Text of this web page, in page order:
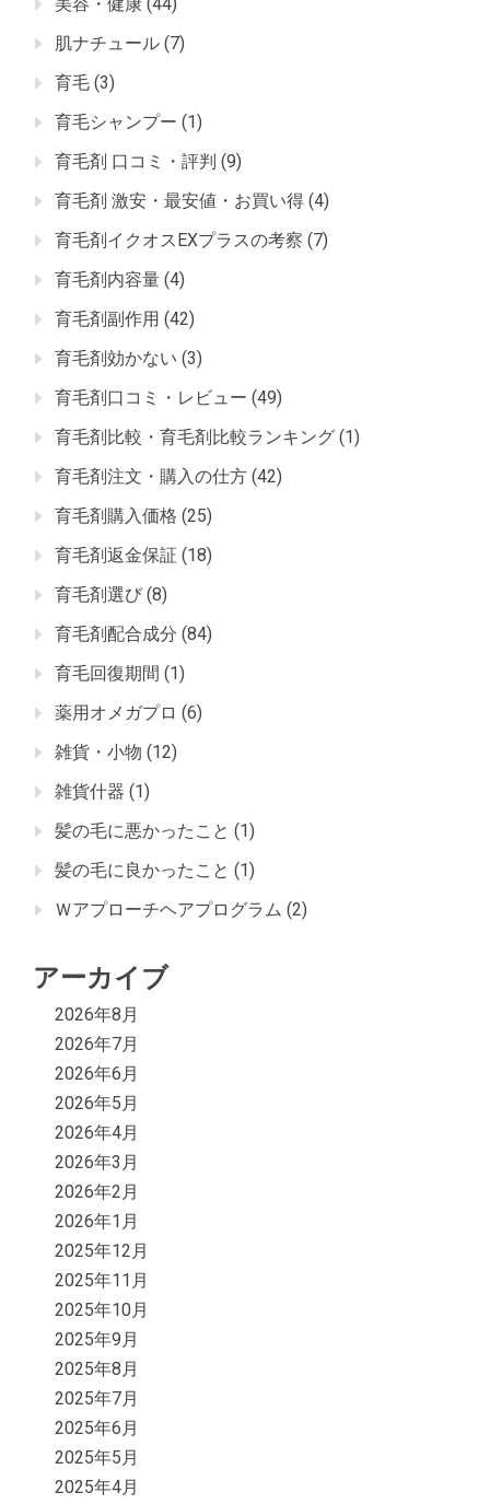
肌ナチュール (7)
育毛 (3)
育毛シャンプー (1)
育毛剤 口コミ・評判 (9)
育毛剤 激安・最安値・お買い得 (4)
育毛剤イクオスEXプラスの考察 (7)
育毛剤内容量 (4)
育毛剤副作用 (42)
育毛剤効かない (3)
育毛剤口コミ・レビュー (49)
育毛剤比較・育毛剤比較ランキング (1)
育毛剤注文・購入の仕方 (42)
育毛剤購入価格 (25)
育毛剤返金保証 (18)
育毛剤選び (8)
育毛剤配合成分 (84)
育毛回復期間 (1)
薬用オメガプロ (6)
雑貨・小物 (12)
雑貨什器 (1)
髪の毛に悪かったこと (1)
髪の毛に良かったこと (1)
Ｗアプローチヘアプログラム (2)
アーカイブ
2026年8月
2026年7月
2026年6月
2026年5月
2026年4月
2026年3月
2026年2月
2026年1月
2025年12月
2025年11月
2025年10月
2025年9月
2025年8月
2025年7月
2025年6月
2025年5月
2025年4月